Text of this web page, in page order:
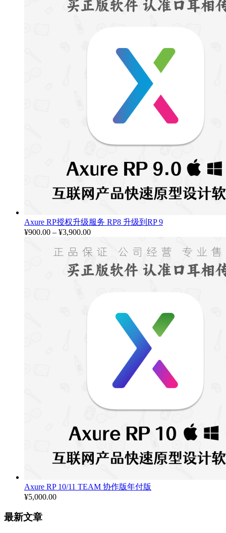
Axure RP授权升级服务 RP8 升级到RP 9
¥900.00 – ¥3,900.00价
范
围：
¥900.00
Axure RP 10/11 TEAM 协作版年付版
¥5,000.00
最新文章